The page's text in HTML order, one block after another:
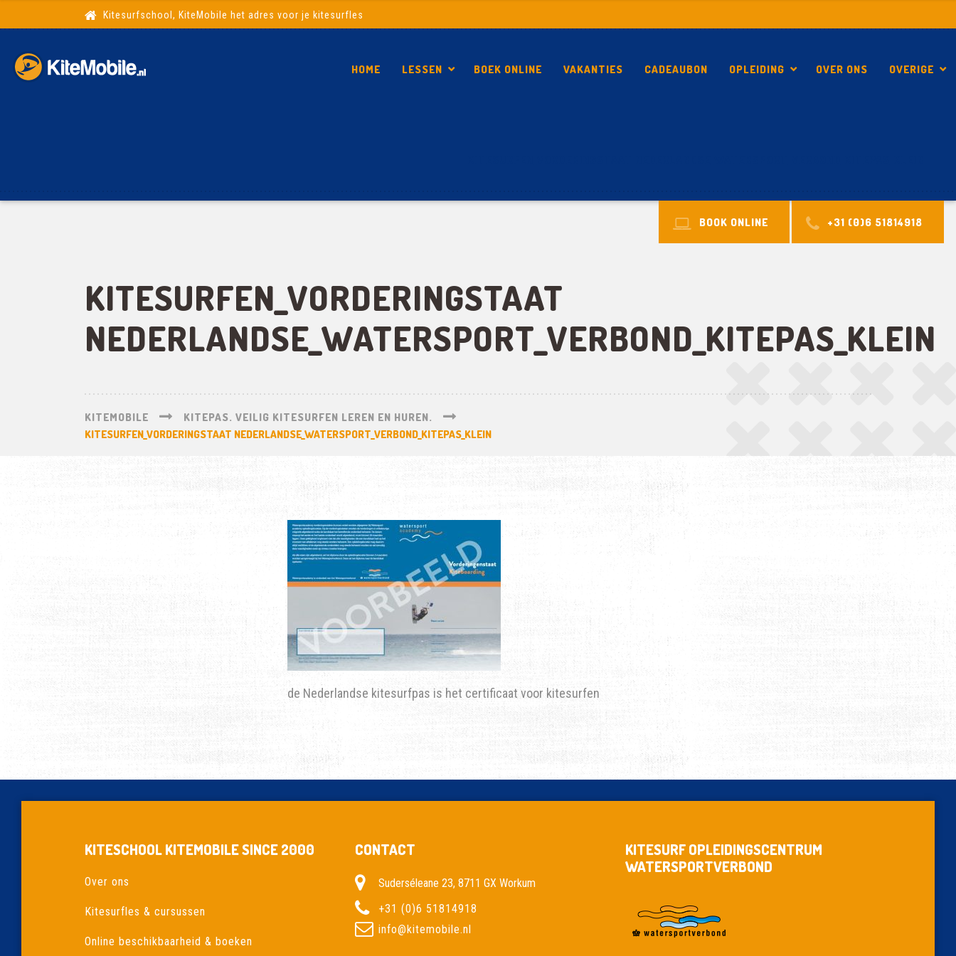
Kitesurfschool, KiteMobile het adres voor je kitesurfles
HOME LESSEN BOEK ONLINE VAKANTIES CADEAUBON OPLEIDING OVER ONS OVERIGE
BOOK ONLINE +31 (0)6 51814918
KITESURFEN_VORDERINGSTAAT
NEDERLANDSE_WATERSPORT_VERBOND_KITEPAS_KLEIN
KITEMOBILE
KITEPAS. VEILIG KITESURFEN LEREN EN HUREN.
KITESURFEN_VORDERINGSTAAT NEDERLANDSE_WATERSPORT_VERBOND_KITEPAS_KLEIN
de Nederlandse kitesurfpas is het certificaat voor kitesurfen
KITESCHOOL KITEMOBILE SINCE 2000
Over ons
Kitesurfles & cursussen
Online beschikbaarheid & boeken
CONTACT
Suderséleane 23, 8711 GX Workum
+31 (0)6 51814918
info@kitemobile.nl
KITESURF OPLEIDINGSCENTRUM
WATERSPORTVERBOND